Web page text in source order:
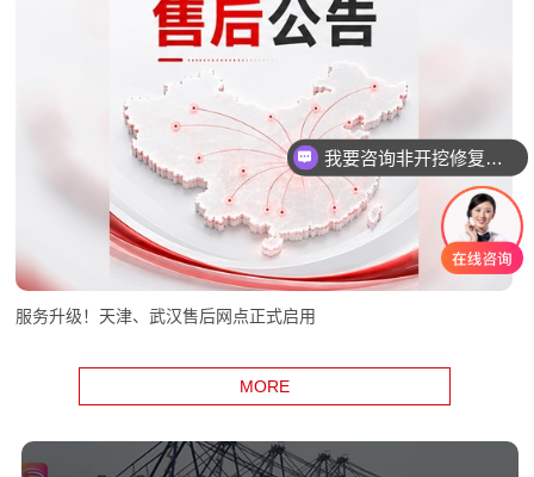
服务升级！天津、武汉售后网点正式启用
MORE
我要咨询智能电机产品